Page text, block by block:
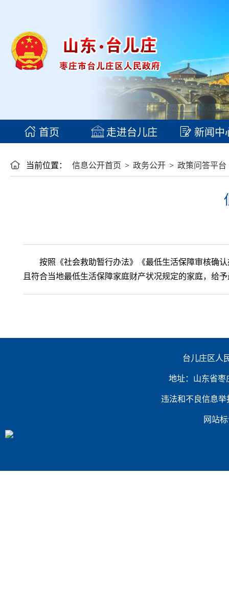
首页 走进台儿庄 新闻中
当前位置： 信息公开首页 > 政务公开 > 政策问答平台
按照《社会救助暂行办法》《最低生活保障审核确
且符合当地最低生活保障家庭财产状况规定的家庭，给
台儿庄区人
地址：山东省枣
违法和不良信息举
网站